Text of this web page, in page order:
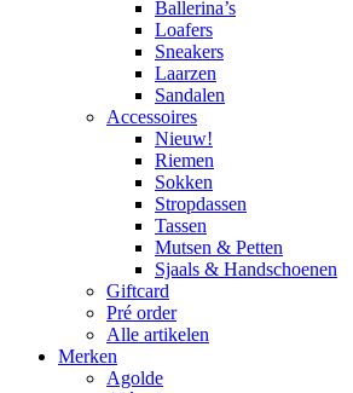
Ballerina’s
Loafers
Sneakers
Laarzen
Sandalen
Accessoires
Nieuw!
Riemen
Sokken
Stropdassen
Tassen
Mutsen & Petten
Sjaals & Handschoenen
Giftcard
Pré order
Alle artikelen
Merken
Agolde